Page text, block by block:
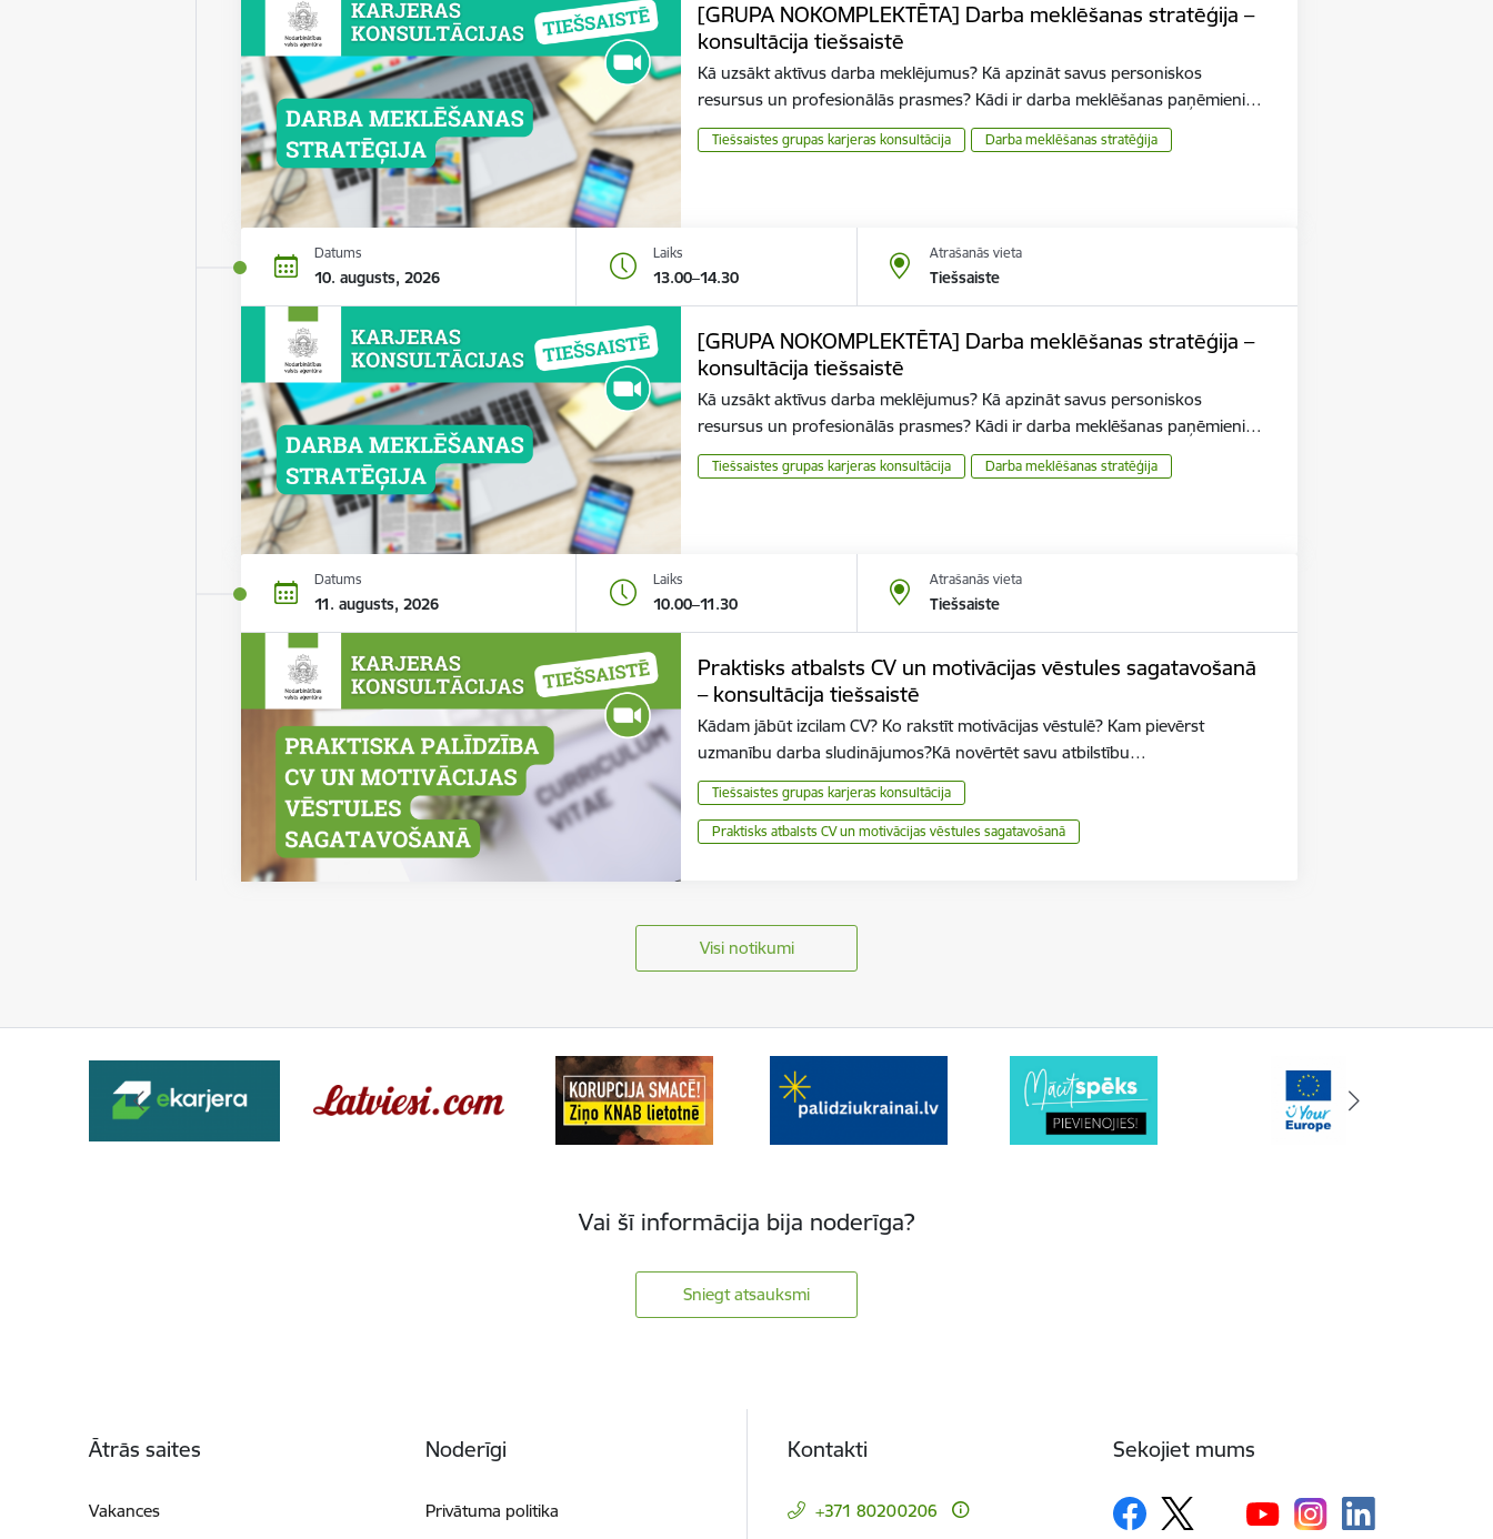
[GRUPA NOKOMPLEKTĒTA] Darba meklēšanas stratēģija –
konsultācija tiešsaistē
Kā uzsākt aktīvus darba meklējumus? Kā apzināt savus personiskos
resursus un profesionālās prasmes? Kādi ir darba meklēšanas paņēmieni…
Tiešsaistes grupas karjeras konsultācija Darba meklēšanas stratēģija
Datums
10. augusts, 2026
Laiks
13.00–14.30
Atrašanās vieta
Tiešsaiste
[GRUPA NOKOMPLEKTĒTA] Darba meklēšanas stratēģija –
konsultācija tiešsaistē
Kā uzsākt aktīvus darba meklējumus? Kā apzināt savus personiskos
resursus un profesionālās prasmes? Kādi ir darba meklēšanas paņēmieni…
Tiešsaistes grupas karjeras konsultācija Darba meklēšanas stratēģija
Datums
11. augusts, 2026
Laiks
10.00–11.30
Atrašanās vieta
Tiešsaiste
Praktisks atbalsts CV un motivācijas vēstules sagatavošanā
– konsultācija tiešsaistē
Kādam jābūt izcilam CV? Ko rakstīt motivācijas vēstulē? Kam pievērst
uzmanību darba sludinājumos?Kā novērtēt savu atbilstību…
Tiešsaistes grupas karjeras konsultācija
Praktisks atbalsts CV un motivācijas vēstules sagatavošanā
Visi notikumi
Vai šī informācija bija noderīga?
Sniegt atsauksmi
Ātrās saites
Vakances
Noderīgi
Privātuma politika
Kontakti
+371 80200206
Sekojiet mums